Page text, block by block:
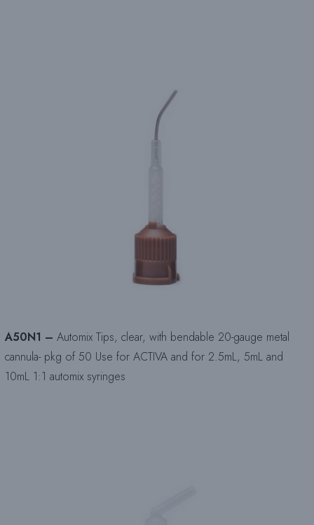
A50N1 – Automix Tips, clear, with bendable 20-gauge metal
cannula- pkg of 50 Use for ACTIVA and for 2.5mL, 5mL and
10mL 1:1 automix syringes